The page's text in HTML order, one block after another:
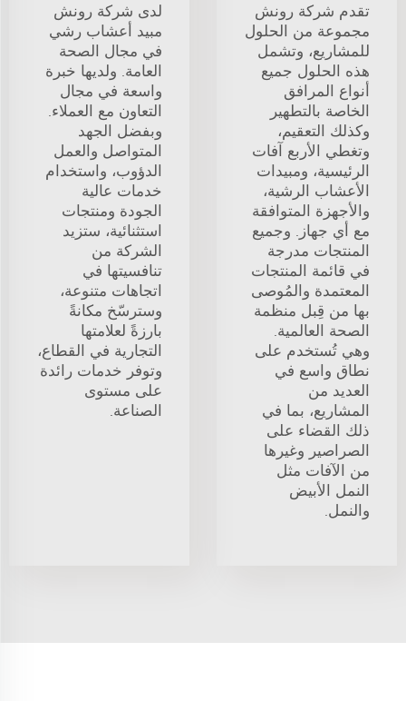
تقدم شركة رونش
مجموعة من الحلول
للمشاريع، وتشمل
هذه الحلول جميع
أنواع المرافق
الخاصة بالتطهير
وكذلك التعقيم،
وتغطي الأربع آفات
الرئيسية، ومبيدات
الأعشاب الرشية،
والأجهزة المتوافقة
مع أي جهاز. وجميع
المنتجات مدرجة
في قائمة المنتجات
المعتمدة والمُوصى
بها من قِبل منظمة
الصحة العالمية.
وهي تُستخدم على
نطاق واسع في
العديد من
المشاريع، بما في
ذلك القضاء على
الصراصير وغيرها
من الآفات مثل
النمل الأبيض
والنمل.
لدى شركة رونش
مبيد أعشاب رشي
في مجال الصحة
العامة. ولديها خبرة
واسعة في مجال
التعاون مع العملاء.
وبفضل الجهد
المتواصل والعمل
الدؤوب، واستخدام
خدمات عالية
الجودة ومنتجات
استثنائية، ستزيد
الشركة من
تنافسيتها في
اتجاهات متنوعة،
وسترسّخ مكانةً
بارزةً لعلامتها
التجارية في القطاع،
وتوفر خدمات رائدة
على مستوى
الصناعة.